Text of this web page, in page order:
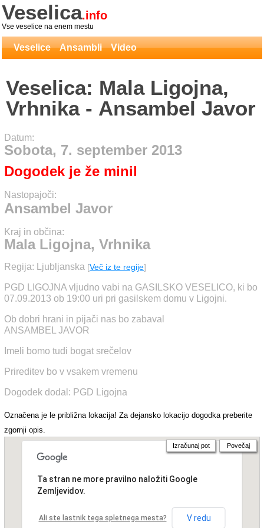
Veselica.info
Vse veselice na enem mestu
Veselice Ansambli Video
Veselica: Mala Ligojna,
Vrhnika - Ansambel Javor
Datum:
Sobota, 7. september 2013
Dogodek je že minil
Nastopajoči:
Ansambel Javor
Kraj in občina:
Mala Ligojna, Vrhnika
Regija: Ljubljanska [Več iz te regije]
PGD LIGOJNA vljudno vabi na GASILSKO VESELICO, ki bo
07.09.2013 ob 19:00 uri pri gasilskem domu v Ligojni.
Ob dobri hrani in pijači nas bo zabaval
ANSAMBEL JAVOR
Imeli bomo tudi bogat srečelov
Prireditev bo v vsakem vremenu
Dogodek dodal: PGD Ligojna
Označena je le približna lokacija! Za dejansko lokacijo dogodka preberite
zgornji opis.
Ta stran ne more pravilno naložiti Google
Zemljevidov.
Ali ste lastnik tega spletnega mesta? V redu
Izračunaj pot Povečaj